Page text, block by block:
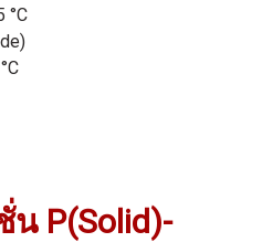
°C
น P(Solid)-